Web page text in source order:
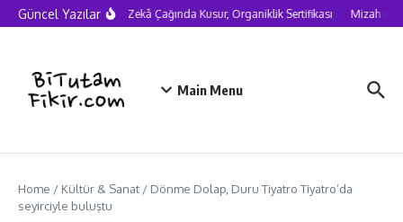
Skip to content
Güncel YazılarYapay Zekâ Çağında Kusur, Organiklik Sertifikası Mizah
Main Menu
Home / Kültür & Sanat / Dönme Dolap, Duru Tiyatro Tiyatro’da
seyirciyle buluştu